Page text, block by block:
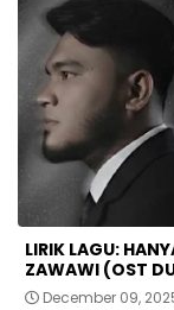
LIRIK LAGU:
ZAWAWI (OST
December 09,